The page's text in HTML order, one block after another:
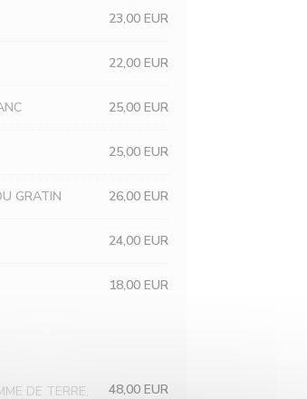
23,00 EUR
22,00 EUR
25,00 EUR
25,00 EUR
GRATIN 26,00 EUR
24,00 EUR
18,00 EUR
DE TERRE,
48,00 EUR